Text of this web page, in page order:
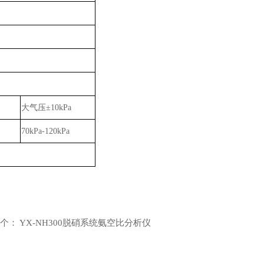
： YX-NH300脱硝系统氨空比分析仪
大气压±10kPa
70kPa-120kPa